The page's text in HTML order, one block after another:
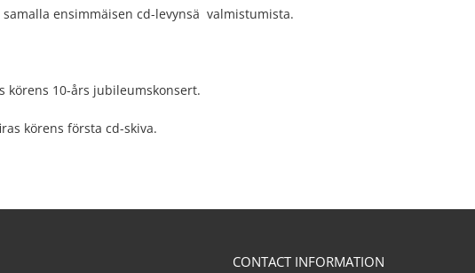
ensimmäisen cd-levynsä valmistumista.
körens 10-års jubileumskonsert.
körens första cd-skiva.
CONTACT INFORMATION